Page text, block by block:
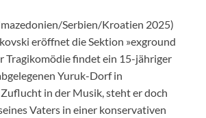
Serbien/Kroatien 2025)
eröffnet die Sektion »exground
Tragikomödie findet ein 15-jähriger
Yuruk-Dorf in
in der Musik, steht er doch
Vaters in einer konservativen